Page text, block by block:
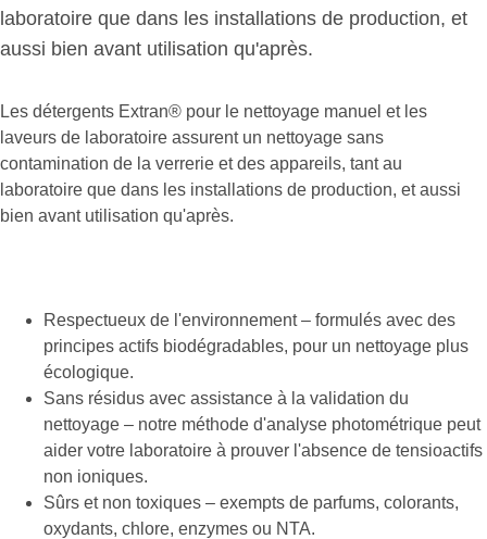
laboratoire que dans les installations de production, et
aussi bien avant utilisation qu'après.
Les détergents Extran® pour le nettoyage manuel et les
laveurs de laboratoire assurent un nettoyage sans
contamination de la verrerie et des appareils, tant au
laboratoire que dans les installations de production, et aussi
bien avant utilisation qu'après.
Respectueux de l'environnement – formulés avec des
principes actifs biodégradables, pour un nettoyage plus
écologique.
Sans résidus avec assistance à la validation du
nettoyage – notre méthode d'analyse photométrique peut
aider votre laboratoire à prouver l'absence de tensioactifs
non ioniques.
Sûrs et non toxiques – exempts de parfums, colorants,
oxydants, chlore, enzymes ou NTA.